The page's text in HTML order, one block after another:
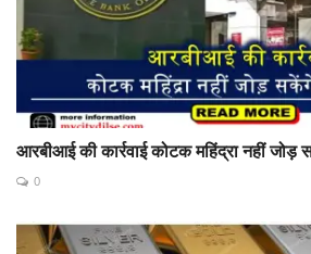
आरबीआई की कार्रवाई कोटक महिंद्रा नहीं
0